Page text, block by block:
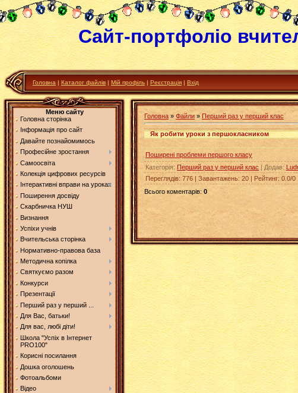
Сайт-портфоліо
Головна | Каталог файлів | Мій профіль | Реєстрація | Вхід
Меню сайту
Головна сторінка
Інформація про сайт
Давайте познайомимось
Професійне зростання
Самоосвіта
Колекція цифрових ресурсів
Інтерактивні вправи на уроках
Поширення досвіду
Скарбничка НУШ
Визнання
Успіхи учнів
Вчительська сторінка
Нормативно-правова база
Методична копілка
Святкуємо разом
Конкурси
Презентації
Перший раз у перший ...
Для Вас, батьки!
Для вас, любі діти!
Школа "Успіх в Інтернет
PRO100"
Корисні посилання
Дошка оголошень
Фотоальбоми
Відео
Головна » Файли» Перший раз у перший клас
Як робити уроки з першокласником
Поширені проблеми першого класу
Категорія: Перший раз у перший клас | Додав:
Переглядів: 776 | Завантажень: 20 | Рейтинг: 0.0/0
Всього коментарів: 0